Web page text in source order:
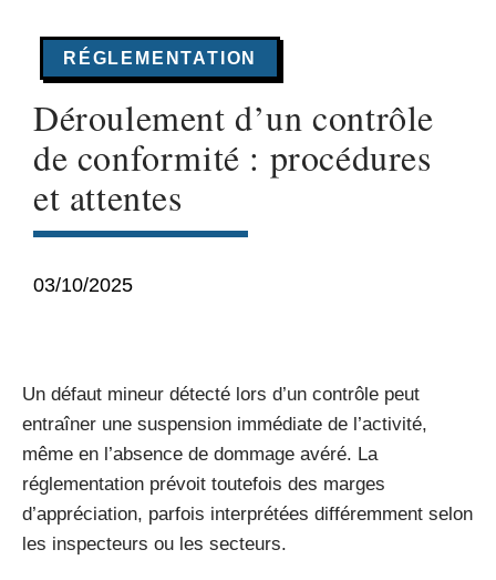
RÉGLEMENTATION
Déroulement d’un contrôle
de conformité : procédures
et attentes
03/10/2025
Un défaut mineur détecté lors d’un contrôle peut
entraîner une suspension immédiate de l’activité,
même en l’absence de dommage avéré. La
réglementation prévoit toutefois des marges
d’appréciation, parfois interprétées différemment selon
les inspecteurs ou les secteurs.